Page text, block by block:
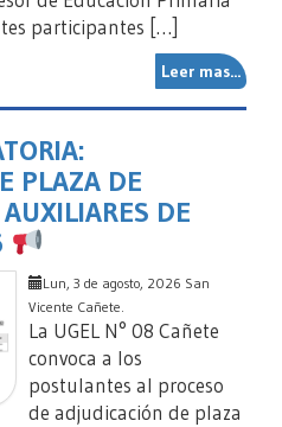
participantes […]
Leer mas...
PLAZA DE
DE
Lun, 3 de agosto, 2026 San
Vicente Cañete.
La UGEL N° 08 Cañete
convoca a los
postulantes al proceso
de adjudicación de plaza